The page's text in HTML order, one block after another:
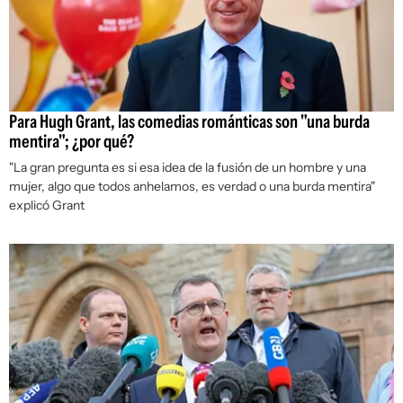
Para Hugh Grant, las comedias románticas son "una burda
mentira"; ¿por qué?
"La gran pregunta es si esa idea de la fusión de un hombre y una
mujer, algo que todos anhelamos, es verdad o una burda mentira"
explicó Grant